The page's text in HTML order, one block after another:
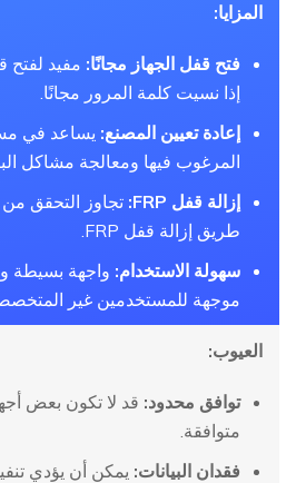
المزايا:
فتح قفل الجهاز مجانًا:
إذا نسيت كلمة المرور مجانًا.
إعادة تعيين المصنع: يساعد في
المرغوب فيها ومعالجة مشاكل
إزالة قفل FRP:
طريق إزالة قفل FRP.
سهولة الاستخدام: واجهة بسيطة
موجهة للمستخدمين غير
العيوب:
توافق محدود:
متوافقة.
فقدان البيانات: يمكن أن يؤدي